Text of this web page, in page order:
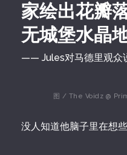
家绘出花瓣
无城堡水晶
—— Jules对马德里观众
图 / The Voidz @
没人知道他脑子里在想些